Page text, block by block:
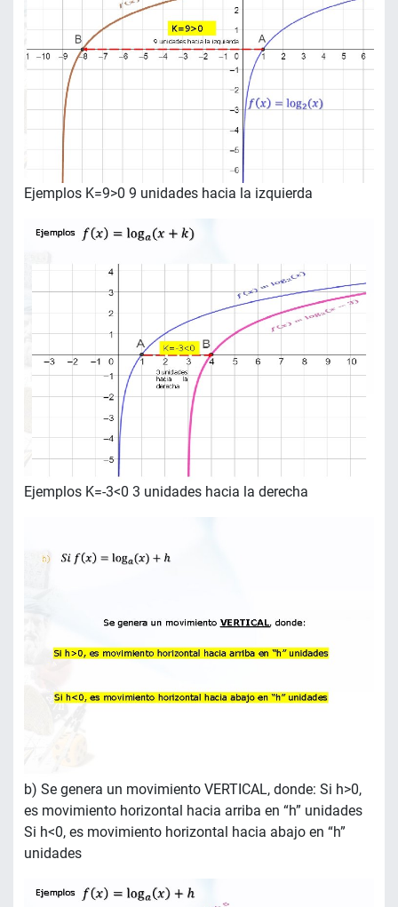
Ejemplos K=9>0 9 unidades hacia la izquierda
Ejemplos K=-3<0 3 unidades hacia la derecha
b) Se genera un movimiento VERTICAL, donde: Si h>0,
es movimiento horizontal hacia arriba en “h” unidades
Si h<0, es movimiento horizontal hacia abajo en “h”
unidades